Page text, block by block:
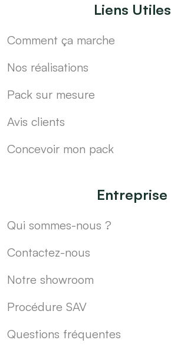
Liens Utiles
Comment ça marche
Nos réalisations
Pack sur mesure
Avis clients
Concevoir mon pack
Entreprise
Qui sommes-nous ?
Contactez-nous
Notre showroom
Procédure SAV
Questions fréquentes